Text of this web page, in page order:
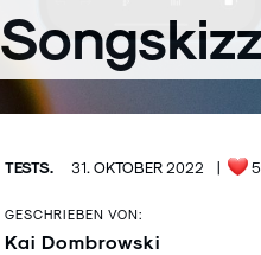
TESTS. 31. OKTOBER 2022 |
GESCHRIEBEN VON:
Kai Dombrowski